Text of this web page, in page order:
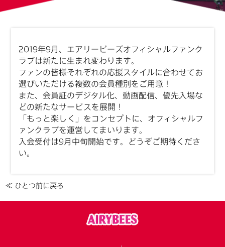
2019年9月、エアリービーズオフィシャルファンク
ラブは新たに生まれ変わります。
ファンの皆様それぞれの応援スタイルに合わせてお
選びいただける複数の会員種別をご用意！
また、会員証のデジタル化、動画配信、優先入場な
どの新たなサービスを展開！
「もっと楽しく」をコンセプトに、オフィシャルフ
ァンクラブを運営してまいります。
入会受付は9月中旬開始です。どうぞご期待くださ
い。
≪ ひとつ前に戻る